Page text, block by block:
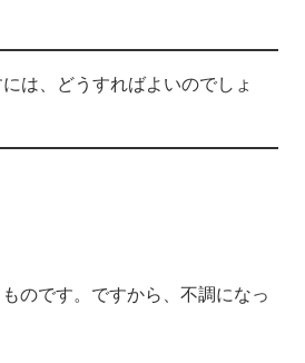
は、どうすればよいのでしょ
のです。ですから、不調になっ